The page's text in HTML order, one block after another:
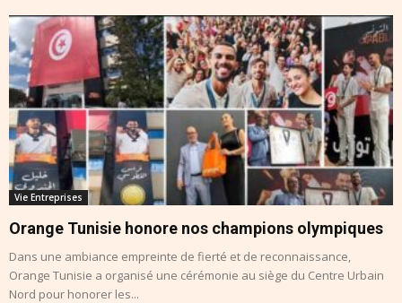
Vie Entreprises
Orange Tunisie honore nos champions olympiques
Dans une ambiance empreinte de fierté et de reconnaissance,
Orange Tunisie a organisé une cérémonie au siège du Centre Urbain
Nord pour honorer les...